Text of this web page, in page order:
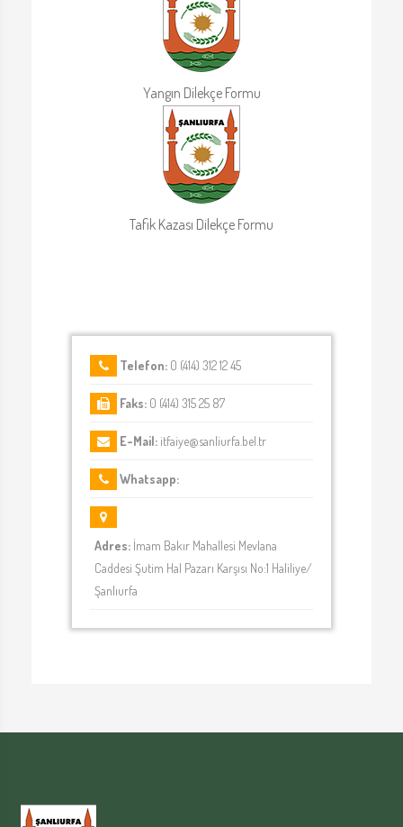
Yangın Dilekçe Formu
Tafik Kazası Dilekçe Formu
Telefon: 0 (414) 312 12 45
Faks: 0 (414) 315 25 87
E-Mail: itfaiye@sanliurfa.bel.tr
Whatsapp:
Adres: İmam Bakır Mahallesi Mevlana
Caddesi Şutim Hal Pazarı Karşısı No:1 Haliliye/
Şanlıurfa